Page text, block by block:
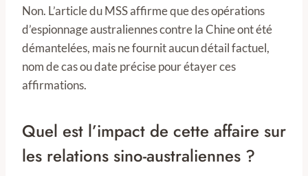
Non. L’article du MSS affirme que des opérations
d’espionnage australiennes contre la Chine ont été
démantelées, mais ne fournit aucun détail factuel,
nom de cas ou date précise pour étayer ces
affirmations.
Quel est l’impact de cette affaire sur
les relations sino-australiennes ?